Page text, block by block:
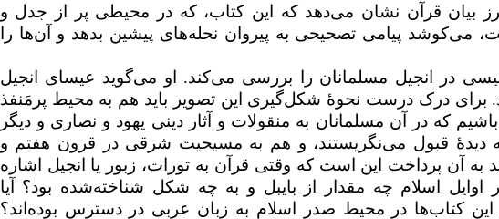
بیان قرآن نشان می‌دهد که این کتاب، که در محیطی پر از جدل و
می‌کوشد پیامی تصحیحی به پیروان نحله‌های پیشین بدهد و آن‌ها را
در انجیل مسلمانان را بررسی می‌کند. او می‌گوید عیسای انجیل
برای درک درست نحوهٔ شکل‌گیری این تصویر باید هم به محیط پرمَنفذ
که در آن مسلمانان به منقولات و آثار دینی یهود و نصاری و دیگر
دیدهٔ قبول می‌نگریستند، و هم به مسیحیت شرقی در قرون هفتم و
آن پرداخت این است که وقتی قرآن به تورات، زبور یا انجیل اشاره
اسلام چه مقدار از بایبل و به چه شکل شناخته‌شده بود؟ آیا
کتاب‌ها در محیط صدر اسلام به زبان عربی در دسترس بوده‌اند؟